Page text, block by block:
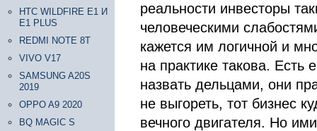
HTC WILDFIRE E1 И
E1 PLUS
REDMI NOTE 8T
VIVO V17
SAMSUNG A20S
2019
OPPO A9 2020
BQ MAGIC S
реальности инвесторы
человеческими
кажется им логичной и
на практике такова.
назвать дельцами, они
не выгореть, тот бизнес
вечного двигателя. Но